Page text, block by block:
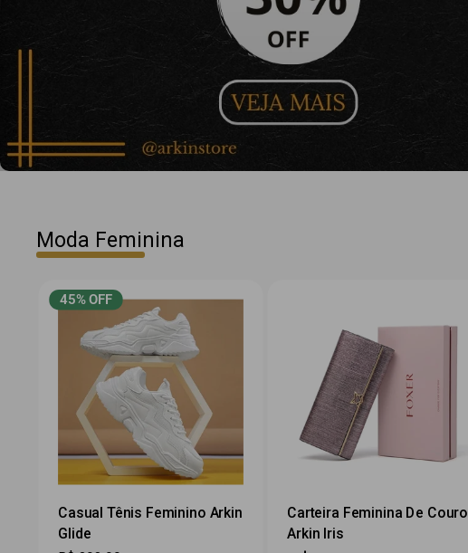
Moda Feminina
45% OFF
Casual Tênis Feminino Arkin
Glide
Carteira Feminina De Couro
Arkin Iris